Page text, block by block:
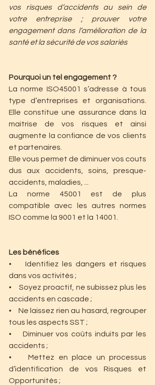
vos risques d’accidents au sein de
votre entreprise ; prouver votre
engagement dans l’amélioration de la
santé et la sécurité de vos salariés
Pourquoi un tel engagement ?
La norme ISO45001 s’adresse à tous
type d’entreprises et organisations.
Elle constitue une assurance dans la
maitrise de vos risques et ainsi
augmente la confiance de vos clients
et partenaires.
Elle vous permet de diminuer vos couts
dus aux accidents, soins, presque-
accidents, maladies, ...
La norme 45001 est de plus
compatible avec les autres normes
ISO comme la 9001 et la 14001.
Les bénéfices
•    Identifiez les dangers et risques
dans vos activités ;
•    Soyez proactif, ne subissez plus les
accidents en cascade ;
•    Ne laissez rien au hasard, regrouper
tous les aspects SST ;
•    Diminuer vos coûts induits par les
accidents ;
•    Mettez en place un processus
d’identification de vos Risques et
Opportunités ;